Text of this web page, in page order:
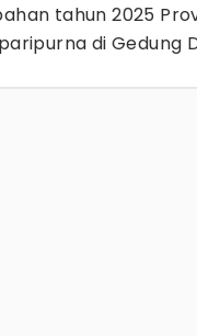
tahun 2025
di Gedung